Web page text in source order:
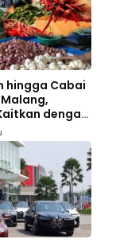
hingga Cabai
dengan
Ajaran